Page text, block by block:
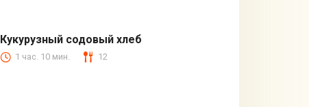
Выпечка
Кукурузный содовый хлеб
1 час. 10 мин. 12